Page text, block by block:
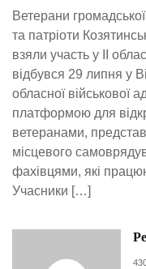
Ветерани
та патріоти
взяли участь у ІІ
відбувся 29 липня у
обласної військової
платформою для
ветеранами,
місцевого
фахівцями, які
Учасники […]